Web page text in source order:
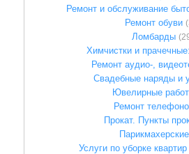
Ремонт и обслуживание
Ремонт обуви
Ломбарды
Химчистки и
Ремонт аудио-,
Свадебные наряды и
Ювелирные
Ремонт
Прокат. Пункты
Парикмахерские
Услуги по уборке